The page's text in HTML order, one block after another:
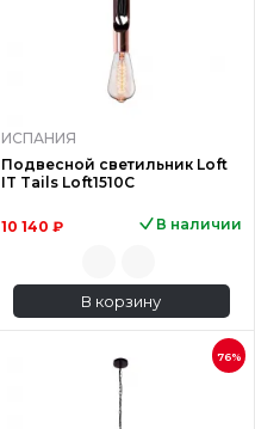
ИСПАНИЯ
Подвесной светильник Loft
IT Tails Loft1510C
10 140 ₽ В наличии
В корзину
76%